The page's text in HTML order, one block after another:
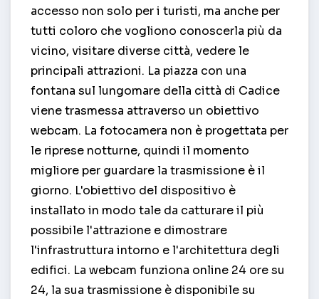
accesso non solo per i turisti, ma anche per
tutti coloro che vogliono conoscerla più da
vicino, visitare diverse città, vedere le
principali attrazioni. La piazza con una
fontana sul lungomare della città di Cadice
viene trasmessa attraverso un obiettivo
webcam. La fotocamera non è progettata per
le riprese notturne, quindi il momento
migliore per guardare la trasmissione è il
giorno. L'obiettivo del dispositivo è
installato in modo tale da catturare il più
possibile l'attrazione e dimostrare
l'infrastruttura intorno e l'architettura degli
edifici. La webcam funziona online 24 ore su
24, la sua trasmissione è disponibile su